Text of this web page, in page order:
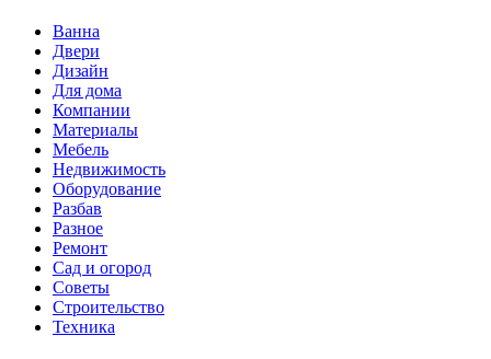
Ванна
Двери
Дизайн
Для дома
Компании
Материалы
Мебель
Недвижимость
Оборудование
Разбав
Разное
Ремонт
Сад и огород
Советы
Строительство
Техника